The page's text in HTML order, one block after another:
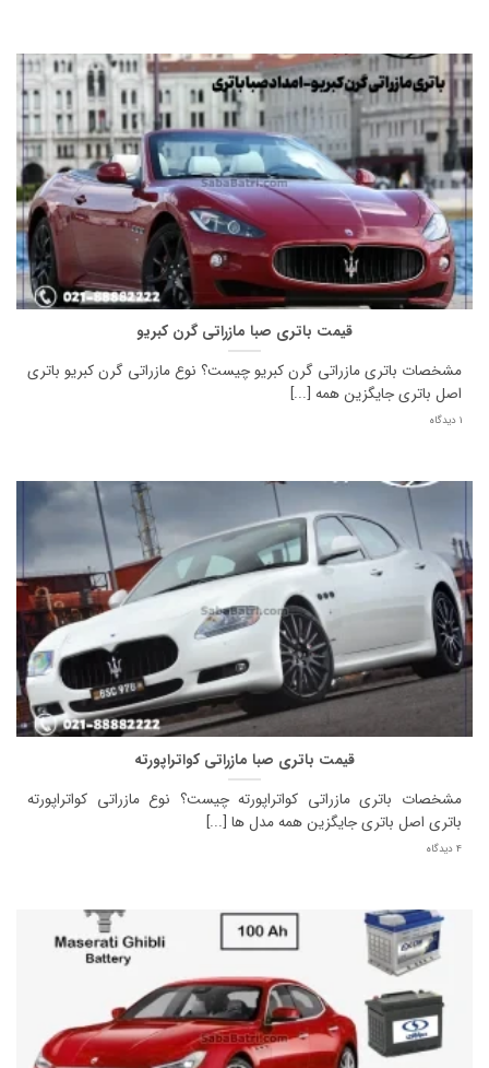
قیمت باتری صبا مازراتی گرن کبریو
مشخصات باتری مازراتی گرن کبریو چیست؟ نوع مازراتی گرن کبریو باتری
اصل باتری جایگزین همه [...]
1 دیدگاه
قیمت باتری صبا مازراتی کواتراپورته
مشخصات باتری مازراتی کواتراپورته چیست؟ نوع مازراتی کواتراپورته
باتری اصل باتری جایگزین همه مدل ها [...]
4 دیدگاه